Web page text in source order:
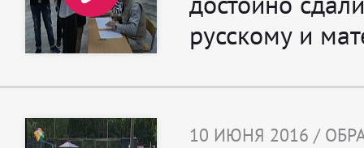
русскому и
10 ИЮНЯ 2016 /